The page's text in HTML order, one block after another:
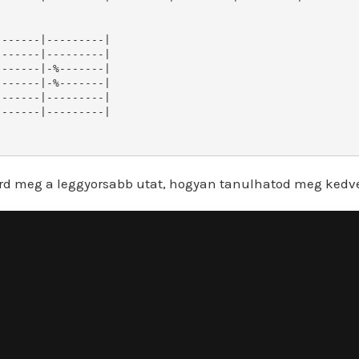
|---------|
|---------|
|-%-------|
|-%-------|
|---------|
|---------|
meg a leggyorsabb utat, hogyan tanulhatod meg